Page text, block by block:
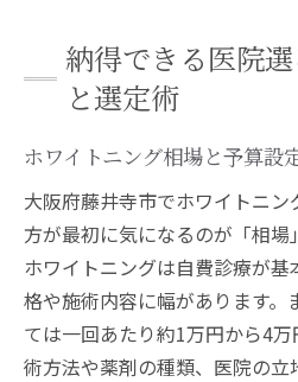
納得できる医院
と選定術
ホワイトニング相場と予算設
大阪府藤井寺市でホワイトニ
方が最初に気になるのが「相場
ホワイトニングは自費診療が
格や施術内容に幅があります。
ては一回あたり約1万円から4
術方法や薬剤の種類、医院の立